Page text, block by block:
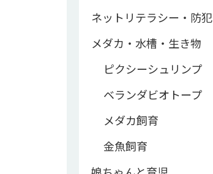
ネットリテラシー・防犯
メダカ・水槽・生き物
ピクシーシュリンプ
ベランダビオトープ
メダカ飼育
金魚飼育